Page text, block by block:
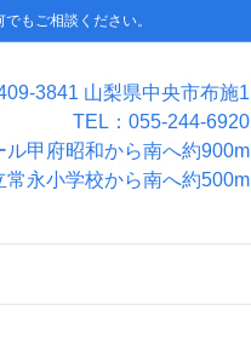
もご相談ください。
3841 山梨県中央市布施1
TEL：055-244-6920
ル甲府昭和から南へ約900m
常永小学校から南へ約500m